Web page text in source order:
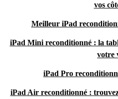
vos
Meilleur iPad
iPad Mini reconditionné : la
votre
iPad Pro
iPad Air reconditionné :